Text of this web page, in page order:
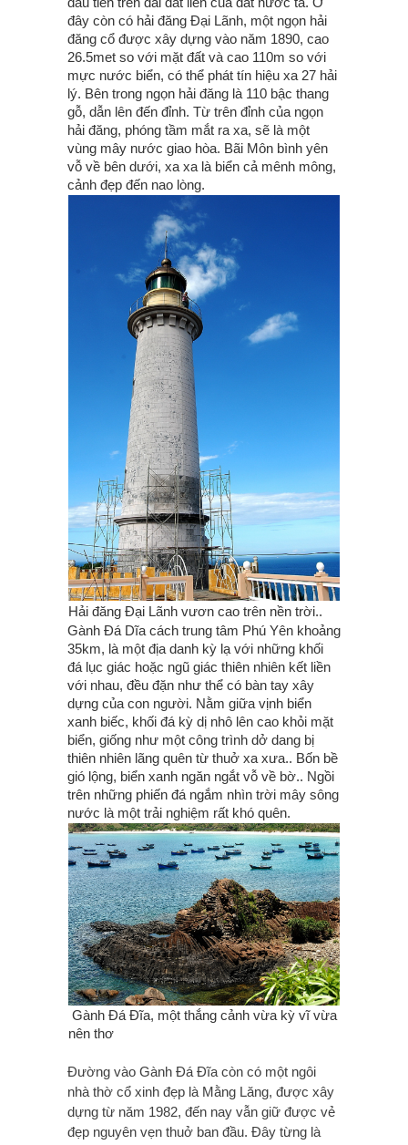
đây còn có hải đăng Đại Lãnh, một ngọn hải
đăng cổ được xây dựng vào năm 1890, cao
26.5met so với mặt đất và cao 110m so với
mực nước biển, có thể phát tín hiệu xa 27 hải
lý. Bên trong ngọn hải đăng là 110 bậc thang
gỗ, dẫn lên đến đỉnh. Từ trên đỉnh của ngọn
hải đăng, phóng tầm mắt ra xa, sẽ là một
vùng mây nước giao hòa. Bãi Môn bình yên
vỗ về bên dưới, xa xa là biển cả mênh mông,
cảnh đẹp đến nao lòng.
Hải đăng Đại Lãnh vươn cao trên nền trời..
Gành Đá Dĩa cách trung tâm Phú Yên khoảng
35km, là một địa danh kỳ lạ với những khối
đá lục giác hoặc ngũ giác thiên nhiên kết liền
với nhau, đều đặn như thể có bàn tay xây
dựng của con người. Nằm giữa vịnh biển
xanh biếc, khối đá kỳ dị nhô lên cao khỏi mặt
biển, giống như một công trình dở dang bị
thiên nhiên lãng quên từ thuở xa xưa.. Bốn bề
gió lộng, biển xanh ngăn ngắt vỗ về bờ.. Ngồi
trên những phiến đá ngắm nhìn trời mây sông
nước là một trải nghiệm rất khó quên.
Gành Đá Đĩa, một thắng cảnh vừa kỳ vĩ vừa
nên thơ
Đường vào Gành Đá Đĩa còn có một ngôi
nhà thờ cổ xinh đẹp là Mằng Lăng, được xây
dựng từ năm 1982, đến nay vẫn giữ được vẻ
đẹp nguyên vẹn thuở ban đầu. Đây từng là